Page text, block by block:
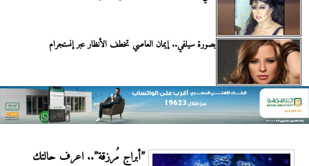
بصورة سيلفي.. إيمان العاصي تخطف الأنظار عبر إنستجرام
”أبراج مُرزقة”.. اعرف حالتك